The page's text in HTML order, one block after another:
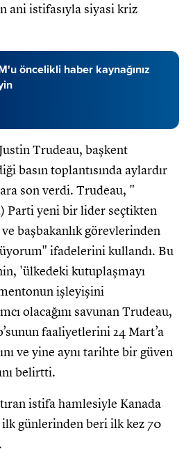
ani istifasıyla siyasi kriz
öncelikli haber kaynağınız
Trudeau, başkent
basın toplantısında aylardır
son verdi. Trudeau, "
Parti yeni bir lider seçtikten
başbakanlık görevlerinden
ifadelerini kullandı. Bu
'ülkedeki kutuplaşmayı
işleyişini
olacağını savunan Trudeau,
faaliyetlerini 24 Mart’a
ve yine aynı tarihte bir güven
belirtti.
istifa hamlesiyle Kanada
günlerinden beri ilk kez 70